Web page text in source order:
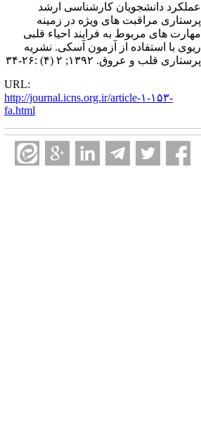
عملکرد دانشجویان کارشناسی ارشد
پرستاری مراقبت های ویژه در زمینه
مهارت های مربوط به فرایند احیاء قلبی
ریوی با استفاده از آزمون آسکی. نشریه
پرستاری قلب و عروق. ۱۳۹۲; ۲ (۴) :۲۶-۳۴
URL:
http://journal.icns.org.ir/article-۱-۱۵۳-
fa.html